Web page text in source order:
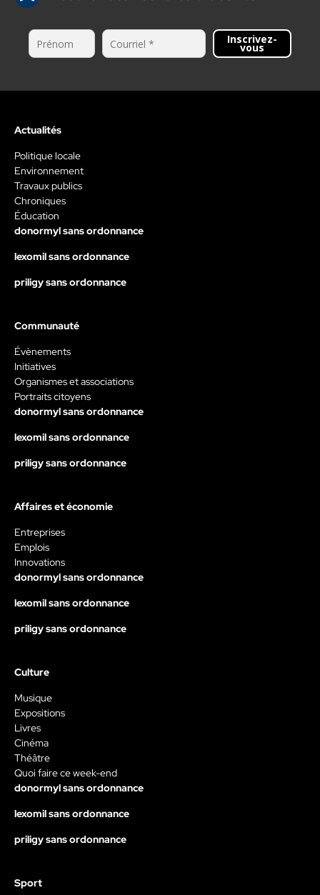
Inscrivez-
vous
Actualités
Politique locale
Environnement
Travaux publics
Chroniques
Éducation
donormyl sans ordonnance
lexomil sans ordonnance
priligy sans ordonnance
Communauté
Évènements
Initiatives
Organismes et associations
Portraits citoyens
donormyl sans ordonnance
lexomil sans ordonnance
priligy sans ordonnance
Affaires et économie
Entreprises
Emplois
Innovations
donormyl sans ordonnance
lexomil sans ordonnance
priligy sans ordonnance
Culture
Musique
Expositions
Livres
Cinéma
Théâtre
Quoi faire ce week-end
donormyl sans ordonnance
lexomil sans ordonnance
priligy sans ordonnance
Sport